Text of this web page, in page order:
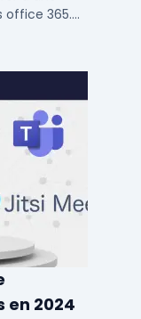
office 365.
2024